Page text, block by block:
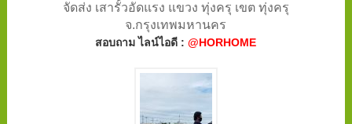
จัดส่ง เสารั้วอัดแรง แขวง ทุ่งครุ เขต ทุ่งครุ
จ.กรุงเทพมหานคร
สอบถาม ไลน์ไอดี :@HORHOME